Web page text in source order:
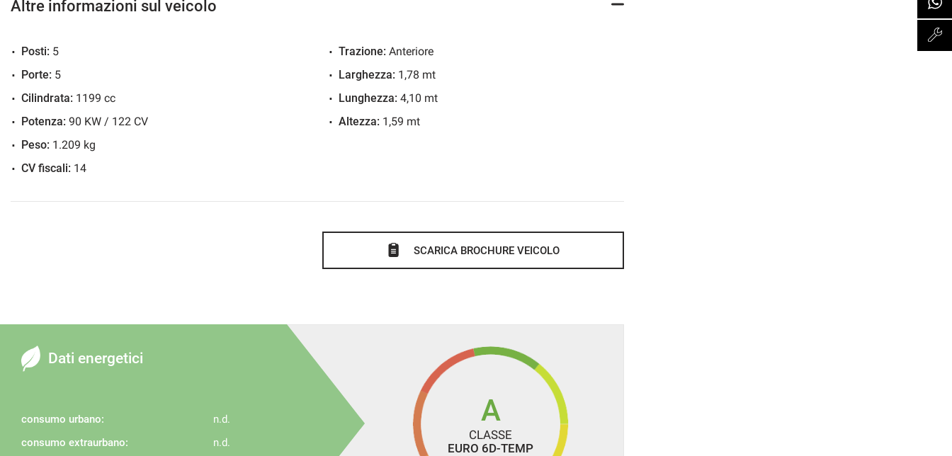
• Acquistiamo autovetture, fuoristrada e veicoli commerciali di qualsiasi marca con anzianità non superiore ai 10 anni con
invita a controllare con i nostri consulenti .
• Marro Automobili srl... a Boves dal 1970... il nostro obiettivo è la vostra soddisfazione.
Altre informazioni sul veicolo
Posti: 5
Porte: 5
Cilindrata: 1199 cc
Potenza: 90 KW / 122 CV
Peso: 1.209 kg
CV fiscali: 14
Trazione: Anteriore
Larghezza: 1,78 mt
Lunghezza: 4,10 mt
Altezza: 1,59 mt
SCARICA BROCHURE VEICOLO
Dati energetici
consumo urbano:
n.d.
consumo extraurbano:
n.d.
A
CLASSE
EURO 6D-TEMP